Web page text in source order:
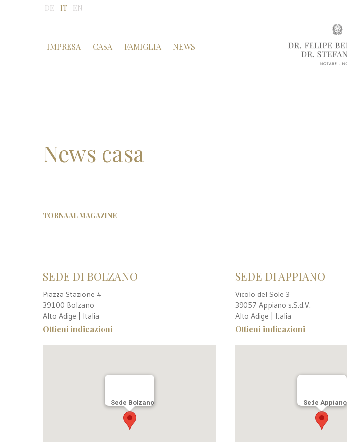
DE IT EN
IMPRESA CASA FAMIGLIA NEWS
News casa
TORNA AL MAGAZINE
SEDE DI BOLZANO
Piazza Stazione 4
39100 Bolzano
Alto Adige | Italia
Ottieni indicazioni
Sede Bolzano
SEDE DI APPIANO
Vicolo del Sole 3
39057 Appiano s.S.d.V.
Alto Adige | Italia
Ottieni indicazioni
Sede Appiano